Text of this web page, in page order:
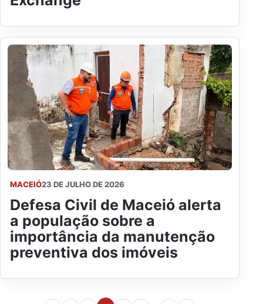
MACEIÓ23 DE JULHO DE 2026
Defesa Civil de Maceió alerta
a população sobre a
importância da manutenção
preventiva dos imóveis